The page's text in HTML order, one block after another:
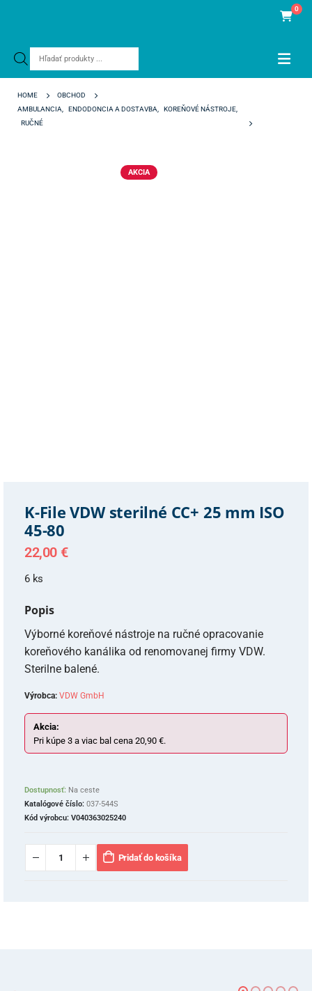
Products
0
HOME
OBCHOD
AMBULANCIA
ENDODONCIA A DOSTAVBA KOREŇOVÉ NÁSTROJE
RUČNÉ
AKCIA
K-File VDW sterilné CC+ 25 mm ISO
45-80
22,00 €
6 ks
Popis
Výborné koreňové nástroje na ručné opracovanie
koreňového kanálika od renomovanej firmy VDW.
Sterilne balené.
Výrobca: VDW GmbH
Akcia:
Pri kúpe 3 a viac bal cena 20,90 €.
Dostupnosť: Na ceste
Katalógové číslo: 037-544S
Kód výrobcu: V040363025240
Pridať do košíka